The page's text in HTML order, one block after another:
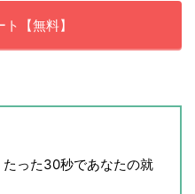
【無料】
った30秒であなたの就